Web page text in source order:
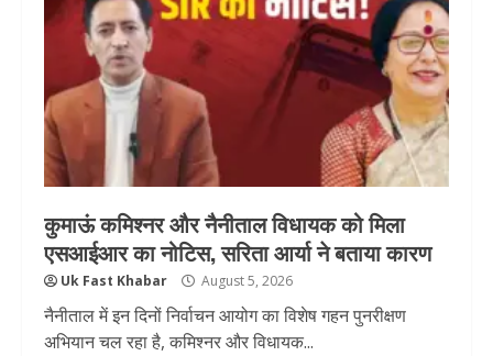
कुमाऊं कमिश्नर और नैनीताल विधायक को मिला
एसआईआर का नोटिस, सरिता आर्या ने बताया कारण
Uk Fast Khabar August 5, 2026
नैनीताल में इन दिनों निर्वाचन आयोग का विशेष गहन पुनरीक्षण
अभियान चल रहा है, कमिश्नर और विधायक...